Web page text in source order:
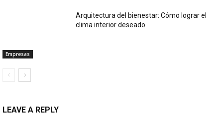
Empresas
Arquitectura del bienestar: Cómo lograr el
clima interior deseado
LEAVE A REPLY